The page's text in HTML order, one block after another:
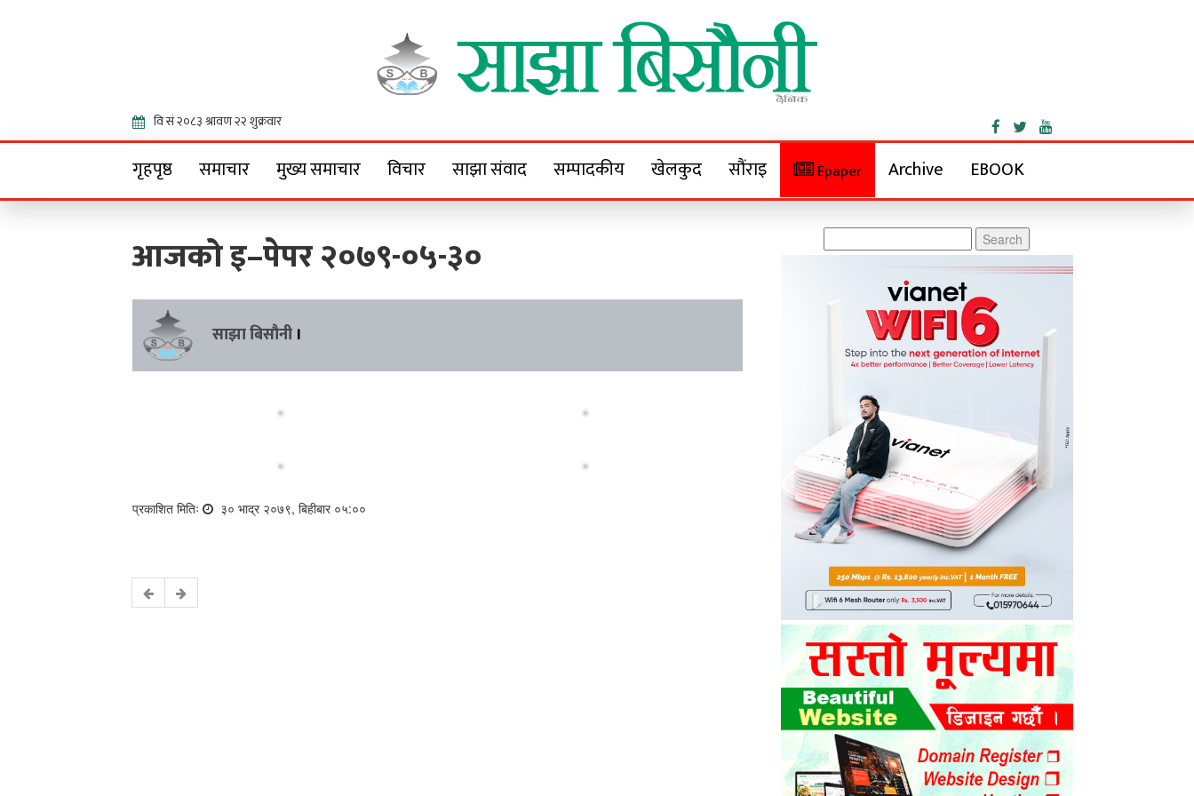
Sajha Bisaunee
गृहपृष्ठ समाचार मुख्य समाचार विचार साझा संवाद सम्पादकीय खेलकुद सौंराइ Epaper Archive EBOOK
आजको इ–पेपर २०७९-०५-३०
साझा बिसौनी ।
प्रकाशित मितिः ३० भाद्र २०७९, बिहीबार ०५:००
for: